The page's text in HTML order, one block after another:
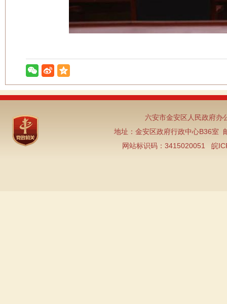
六安市金安区人民政府
地址：金安区政府行政中心B36室
网站标识码：3415020051 皖